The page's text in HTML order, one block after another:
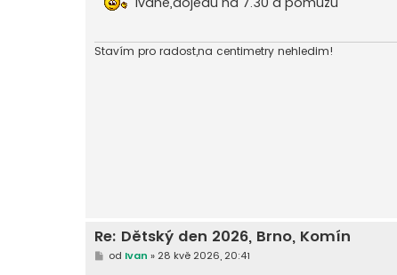
s
p
e
Stavím pro radost,na centimetry nehledim!
Re: Dětský den 2026, Brno, Komín
Pod Ivan » 28 kvě 2026, 20:41